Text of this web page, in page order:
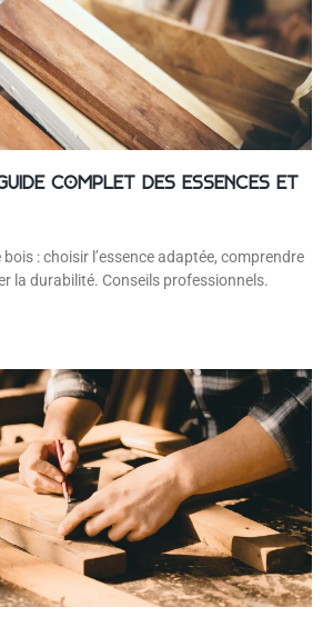
complet des essences et
: choisir l’essence adaptée, comprendre
la durabilité. Conseils professionnels.